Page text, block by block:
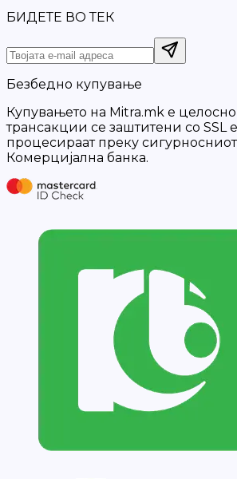
БИДЕТЕ ВО ТЕК
Безбедно купување
Купувањето на Mitra.mk е
трансакции се заштитени со SSL
процесираат преку
Комерцијална банка.